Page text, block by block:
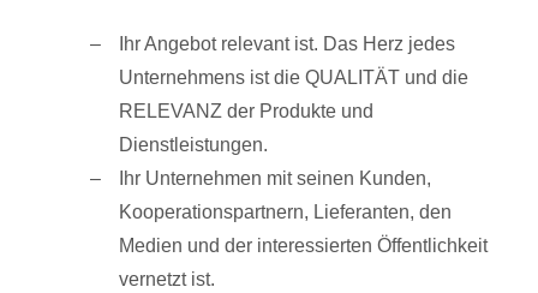
Ihr Angebot relevant ist. Das Herz jedes
Unternehmens ist die QUALITÄT und die
RELEVANZ der Produkte und
Dienstleistungen.
Ihr Unternehmen mit seinen Kunden,
Kooperationspartnern, Lieferanten, den
Medien und der interessierten Öffentlichkeit
vernetzt ist.